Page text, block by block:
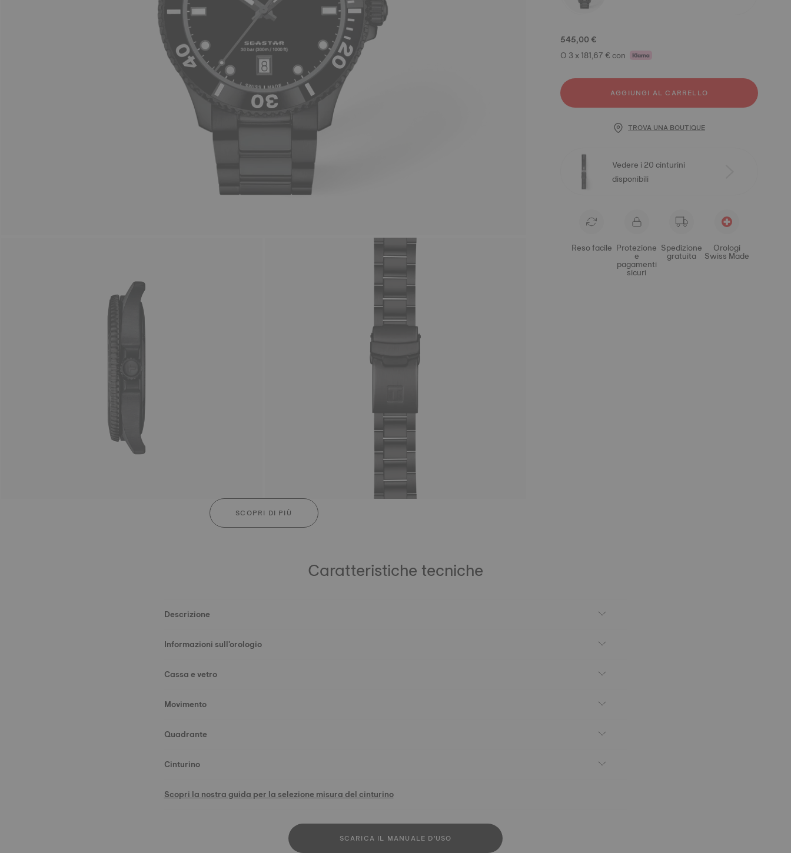
SCOPRI DI PIÙ
545,00 €
O 3 x 181,67 € con
AGGIUNGI AL CARRELLO
TROVA UNA BOUTIQUE
Vedere i 20 cinturini
disponibili
Reso facile Protezione
e
pagamenti
sicuri
Spedizione
gratuita
Orologi
Swiss Made
Caratteristiche tecniche
Descrizione
Informazioni sull'orologio
Cassa e vetro
Movimento
Quadrante
Cinturino
Scopri la nostra guida per la selezione misura del cinturino
SCARICA IL MANUALE D'USO